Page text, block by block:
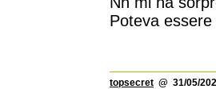
Poteva
topsecret @ 31/05/